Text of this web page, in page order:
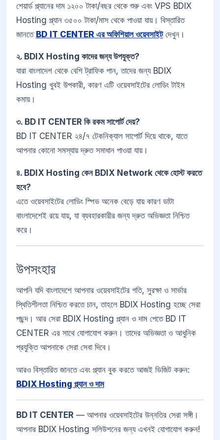
শেয়ার্ড প্ল্যানের দাম ১২০০ টাকা/বছর থেকে শুরু এবং VPS BDIX
Hosting প্ল্যান ৩৫০০ টাকা/মাস থেকে পাওয়া যায়। বিস্তারিত
জানতে BD IT CENTER এর অফিশিয়াল ওয়েবসাইটদেখুন।
২. BDIX Hosting কাদের জন্য উপযুক্ত?
যারা বাংলাদেশ থেকে বেশি ট্রাফিক পান, তাদের জন্য BDIX
Hosting খুবই উপকারী, কারণ এটি ওয়েবসাইটের লোডিং টাইম
কমায়।
৩. BD IT CENTER কি রকম সাপোর্ট দেয়?
BD IT CENTER ২৪/৭ টেকনিক্যাল সাপোর্ট দিয়ে থাকে, যাতে
আপনার কোনো সমস্যায় দ্রুত সমাধান পাওয়া যায়।
৪. BDIX Hosting কেন BDIX Network থেকে হোস্ট করতে
হবে?
এতে ওয়েবসাইটের লোডিং স্পিড অনেক বেড়ে যায় কারণ ডাটা
বাংলাদেশেই রয়ে যায়, যা ব্যবহারকারীর জন্য দ্রুত অভিজ্ঞতা নিশ্চিত
করে।
উপসংহার
আপনি যদি বাংলাদেশে আপনার ওয়েবসাইটের গতি, সুরক্ষা ও সার্ভার
স্থিতিশীলতা নিশ্চিত করতে চান, তাহলে BDIX Hosting হচ্ছে সেরা
পছন্দ। আর সেরা BDIX Hosting প্ল্যান ও দাম পেতে BD IT
CENTER এর সাথে যোগাযোগ করুন। তাদের অভিজ্ঞতা ও আধুনিক
প্রযুক্তি আপনাকে সেরা সেবা দিবে।
আরও বিস্তারিত জানতে এবং প্ল্যান বুক করতে আজই ভিজিট করুন:
BDIX Hosting প্ল্যান ও দাম
BD IT CENTER — আপনার ওয়েবসাইটের উন্নতির সেরা সঙ্গী।
আপনার BDIX Hosting সলিউশনের জন্য এখনই যোগাযোগ করুন!